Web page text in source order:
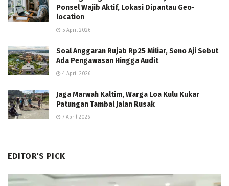
Ponsel Wajib Aktif, Lokasi Dipantau Geo-
location
5 April 2026
Soal Anggaran Rujab Rp25 Miliar, Seno Aji Sebut
Ada Pengawasan Hingga Audit
4 April 2026
Jaga Marwah Kaltim, Warga Loa Kulu Kukar
Patungan Tambal Jalan Rusak
7 April 2026
EDITOR'S PICK